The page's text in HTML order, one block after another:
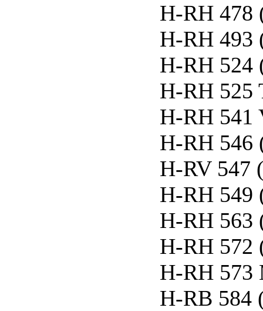
H-RH 478
H-RH 493
H-RH 524
H-RH 525
H-RH 541
H-RH 546
H-RV 547
H-RH 549
H-RH 563
H-RH 572
H-RH 573
H-RB 584